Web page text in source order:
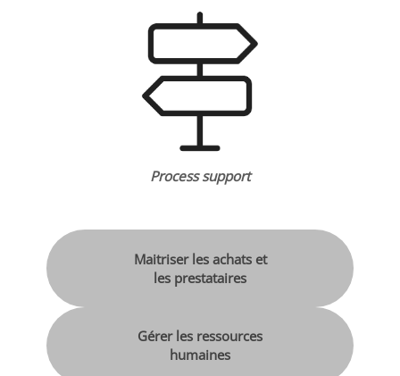
Process support
Maitriser les achats et
les prestataires
Gérer les ressources
humaines